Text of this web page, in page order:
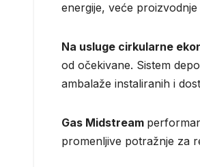
energije, veće
Na usluge cirkularne
od očekivane. Sistem
ambalaže instaliranih i
Gas Midstream
promenljive potražnje za